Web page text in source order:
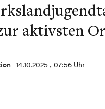
aktivsten
14.10.2025 , 07:56 Uhr